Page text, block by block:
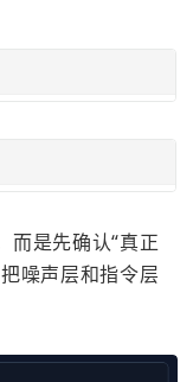
而是先确认“真正
噪声层和指令层